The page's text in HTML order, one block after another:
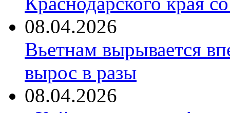
08.04.2026
Вьетнам вырывается
вырос в разы
08.04.2026